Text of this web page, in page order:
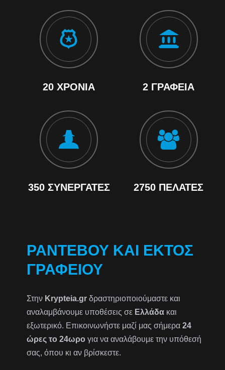
20 ΧΡΌΝΙΑ 2 ΓΡΑΦΕΊΑ
350 ΣΥΝΕΡΓΆΤΕΣ 2750 ΠΕΛΆΤΕΣ
ΡΑΝΤΕΒΟΎ ΚΑΙ ΕΚΤΌΣ
ΓΡΑΦΕΊΟΥ
Στην Krypteia.gr δραστηριοποιούμαστε και
αναλαμβάνουμε υποθέσεις σε Ελλάδα και
εξωτερικό. Επικοινωνήστε μαζί μας σήμερα24
ώρες το 24ωρο για να αναλάβουμε την υπόθεσή
σας, όπου κι αν βρίσκεστε.